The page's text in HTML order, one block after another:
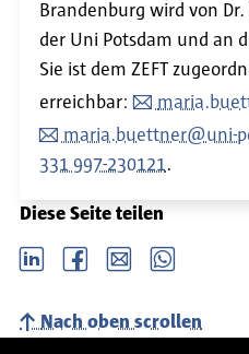
Brandenburg wird von
der Uni Potsdam und an
Sie ist dem ZEFT
erreichbar:
maria.buettner@uni-
331 997-230121.
Diese Seite teilen
LinkedIn Facebook email Whatsapp
Nach oben scrollen